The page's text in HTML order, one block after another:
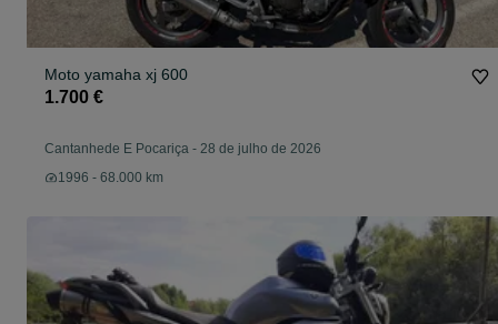
Moto yamaha xj 600
1.700 €
Cantanhede E Pocariça - 28 de julho de 2026
1996 - 68.000 km